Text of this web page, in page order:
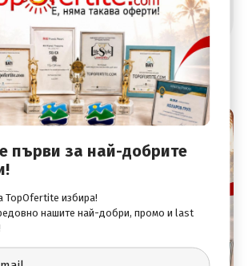
първи за най-добрите
TopOfertite избира!
нашите най-добри, промо и last